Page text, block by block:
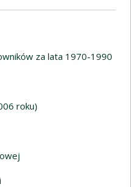
za lata 1970-1990
roku)